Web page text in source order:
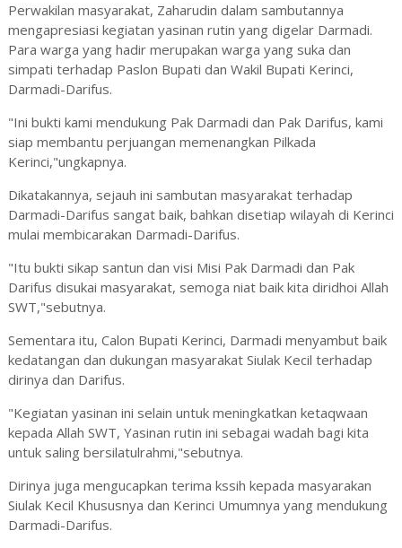
Perwakilan masyarakat, Zaharudin dalam sambutannya
mengapresiasi kegiatan yasinan rutin yang digelar Darmadi.
Para warga yang hadir merupakan warga yang suka dan
simpati terhadap Paslon Bupati dan Wakil Bupati Kerinci,
Darmadi-Darifus.
"Ini bukti kami mendukung Pak Darmadi dan Pak Darifus, kami
siap membantu perjuangan memenangkan Pilkada
Kerinci,"ungkapnya.
Dikatakannya, sejauh ini sambutan masyarakat terhadap
Darmadi-Darifus sangat baik, bahkan disetiap wilayah di Kerinci
mulai membicarakan Darmadi-Darifus.
"Itu bukti sikap santun dan visi Misi Pak Darmadi dan Pak
Darifus disukai masyarakat, semoga niat baik kita diridhoi Allah
SWT,"sebutnya.
Sementara itu, Calon Bupati Kerinci, Darmadi menyambut baik
kedatangan dan dukungan masyarakat Siulak Kecil terhadap
dirinya dan Darifus.
"Kegiatan yasinan ini selain untuk meningkatkan ketaqwaan
kepada Allah SWT, Yasinan rutin ini sebagai wadah bagi kita
untuk saling bersilatulrahmi,"sebutnya.
Dirinya juga mengucapkan terima kssih kepada masyarakan
Siulak Kecil Khususnya dan Kerinci Umumnya yang mendukung
Darmadi-Darifus.